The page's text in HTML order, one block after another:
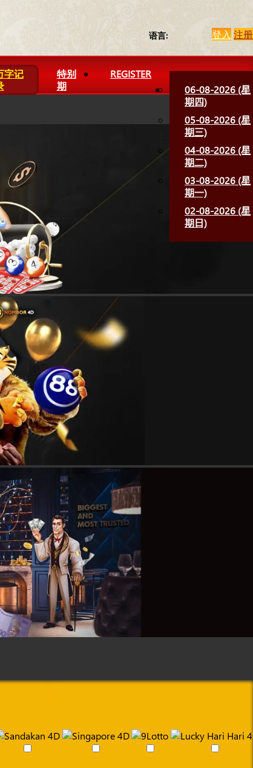
语言: 登入注册
字记
特别
期
REGISTER
06-08-2026 (星
期四)
05-08-2026 (星
期三)
04-08-2026 (星
期二)
03-08-2026 (星
期一)
02-08-2026 (星
期日)